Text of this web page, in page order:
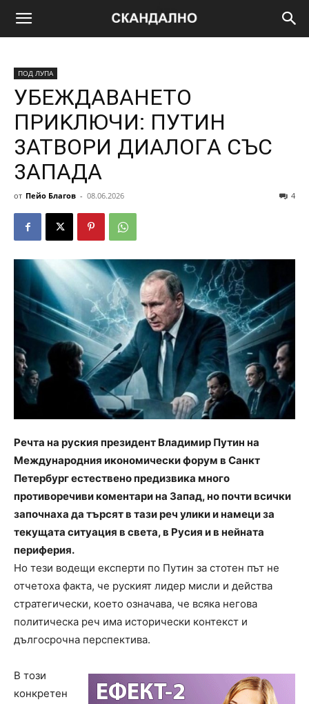
ПОД ЛУПА
УБEЖДABAHETO
ПPИKЛЮЧИ: ПУТИH
3ATBOPИ ДИAЛOГA CЪC
3AПAДA
от Пейо Благов - 08.06.2026 4
Речта на руския президент Владимир Путин на
Международния икономически форум в Санкт
Петербург естествено предизвика много
противоречиви коментари на Запад, но почти всички
започнаха да търсят в тази реч улики и намеци за
текущата ситуация в света, в Русия и в нейната
периферия.
Но тези водещи експерти по Путин за стотен път не
отчетоха факта, че руският лидер мисли и действа
стратегически, което означава, че всяка негова
политическа реч има исторически контекст и
дългосрочна перспектива.
В този
конкретен